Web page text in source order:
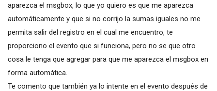
aparezca el msgbox, lo que yo quiero es que me aparezca
automáticamente y que si no corrijo la sumas iguales no me
permita salir del registro en el cual me encuentro, te
proporciono el evento que si funciona, pero no se que otro
cosa le tenga que agregar para que me aparezca el msgbox en
forma automática.
Te comento que también ya lo intente en el evento después de